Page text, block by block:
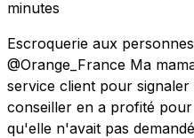
minutes
Escroquerie aux
@Orange_France Ma
service client pour
conseiller en a profité
qu'elle n'avait pas